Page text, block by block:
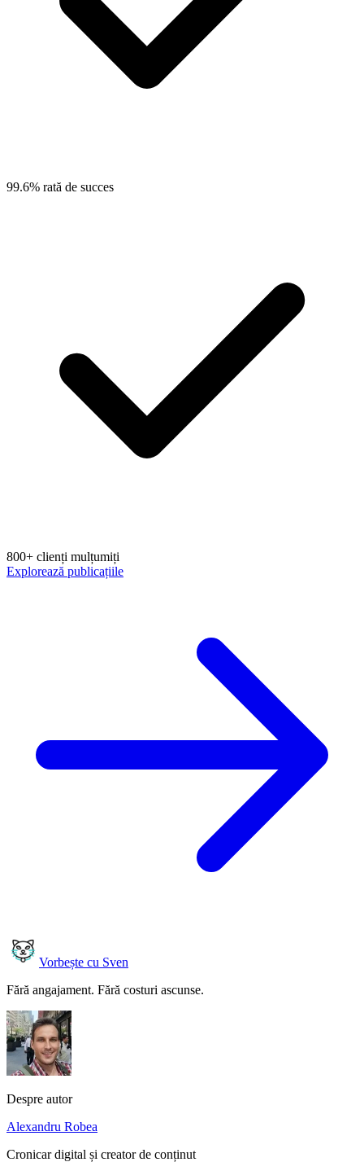
99.6% rată de succes
800+ clienți mulțumiți
Explorează publicațiile
Vorbește cu Sven
Fără angajament. Fără costuri ascunse.
Despre autor
Alexandru Robea
Cronicar digital și creator de conținut